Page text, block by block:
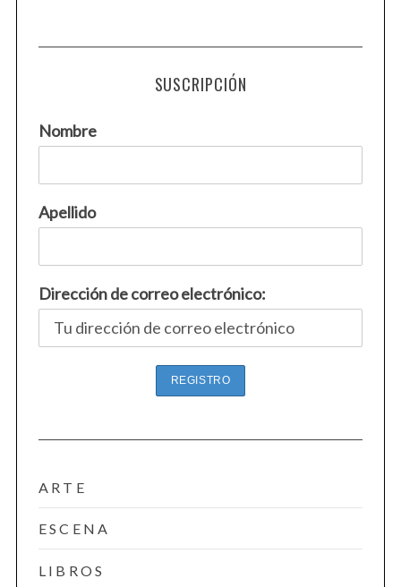
SUSCRIPCIÓN
Nombre
Apellido
Dirección de correo electrónico:
ARTE
ESCENA
LIBROS